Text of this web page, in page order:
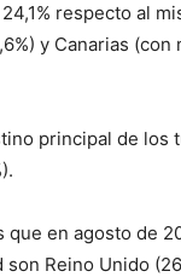
respecto al
y Canarias (con
principal de los
en agosto de
Reino Unido